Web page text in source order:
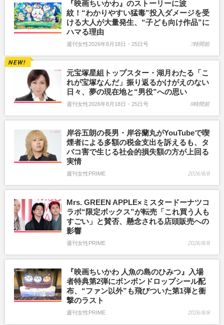
『映画ちいかわ』のストーリーに波
紋！“わかりやすい猛毒”投入ダメージを受
ける大人が大量発生、“子ども向け作品”に
ハマる理由
週刊女性2026年8月18日・25日号 7時間前
元宝塚星組トップスター・湖月わたる「こ
れが宝塚なんだ」振り返るかけがえのない
日々、夢の現在地と“男役”への思い
週刊女性2026年8月18日・25日号 8時間前
岸谷五朗の長男・岸谷蘭丸がYouTubeで喫
煙者による多額の税金支出を訴えるも、タ
バコ害で生じる社会的損失額の方が上回る
実情
週刊女性PRIME 2026/8/8
Mrs. GREEN APPLE×ミスタードーナツコ
ラボ“限定ボックス”が転売「これ買う人も
すごい」と賛否、懸念される店頭販売への
影響
週刊女性PRIME 2026/8/8
『映画ちいかわ 人魚の島のひみつ』入場
者特典第2弾にボンボンドロップシール配
布、“ファン以外”も飛びついた第1弾と衝
撃のラスト
週刊女性PRIME 2026/8/8